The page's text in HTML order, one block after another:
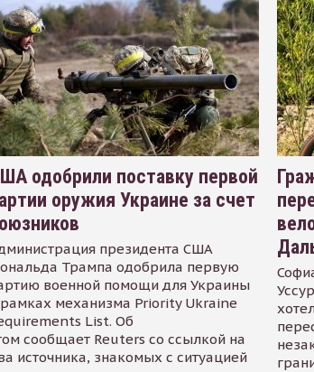
одобрили поставку первой
оружия Украине за счет
президента США
Трампа одобрила первую
военной помощи для Украины
механизма Priority Ukraine
List. Об
сообщает Reuters со ссылкой на
источника, знакомых с ситуацией